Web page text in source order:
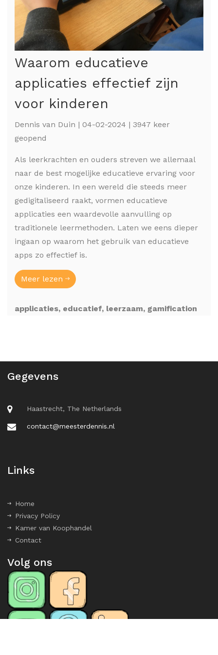
Waarom educatieve
applicaties effectief zijn
voor kinderen
Dennis van Duin | 04-02-2024 | 3947 keer
geopend
Als leerkrachten en ouders streven we allemaal
naar de best mogelijke educatieve ervaring voor
onze kinderen. In een wereld die steeds meer
gedigitaliseerd raakt, vormen educatieve
applicaties een waardevolle aanvulling op
traditionele leermethoden. Laten we eens dieper
ingaan op waarom het gebruik van educatieve
apps zo effectief is.
Meer lezen
applicaties, educatief, leerzaam, gamification
Gegevens
Haastrecht, The Netherlands
contact@meesterdennis.nl
Links
Home
Privacy Policy
Kamer van Koophandel
Contact
Volg ons